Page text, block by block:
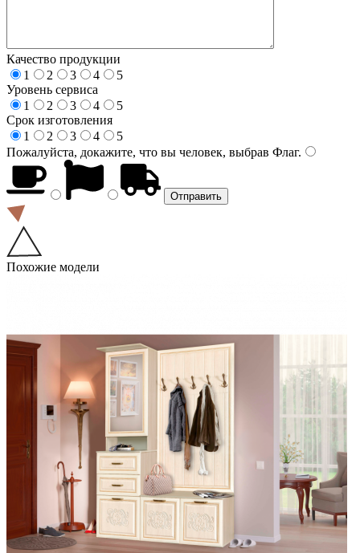
Качество продукции
1
2 3 4
5
Уровень сервиса
1
2 3 4
5
Срок изготовления
1
2 3 4
5
Пожалуйста, докажите, что вы человек, выбрав Флаг.
Похожие модели